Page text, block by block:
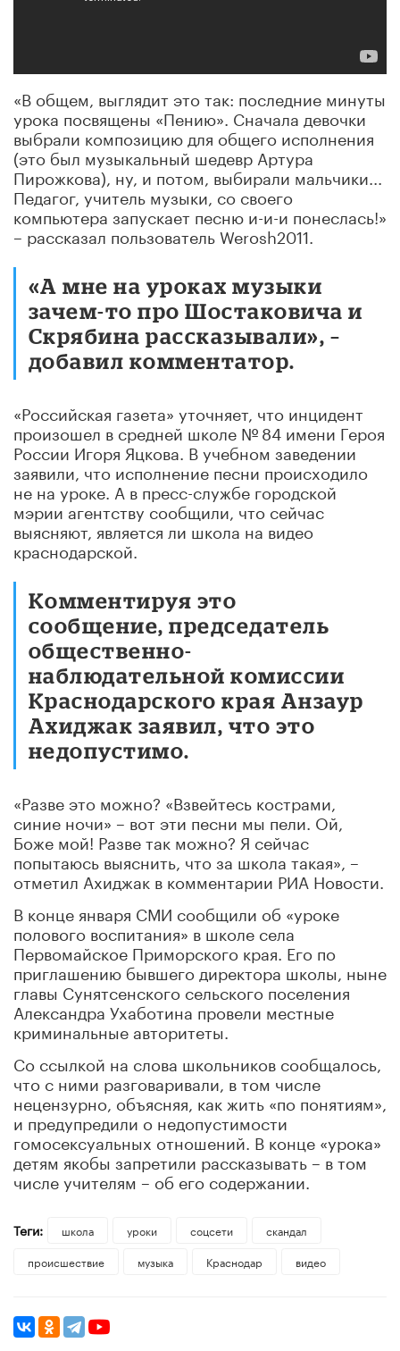
«В общем, выглядит это так: последние минуты
урока посвящены «Пению». Сначала девочки
выбрали композицию для общего исполнения
(это был музыкальный шедевр Артура
Пирожкова), ну, и потом, выбирали мальчики...
Педагог, учитель музыки, со своего
компьютера запускает песню и-и-и понеслась!»
– рассказал пользователь Werosh2011.
«А мне на уроках музыки
зачем-то про Шостаковича и
Скрябина рассказывали», –
добавил комментатор.
«Российская газета» уточняет, что инцидент
произошел в средней школе № 84 имени Героя
России Игоря Яцкова. В учебном заведении
заявили, что исполнение песни происходило
не на уроке. А в пресс-службе городской
мэрии агентству сообщили, что сейчас
выясняют, является ли школа на видео
краснодарской.
Комментируя это
сообщение, председатель
общественно-
наблюдательной комиссии
Краснодарского края Анзаур
Ахиджак заявил, что это
недопустимо.
«Разве это можно? «Взвейтесь кострами,
синие ночи» – вот эти песни мы пели. Ой,
Боже мой! Разве так можно? Я сейчас
попытаюсь выяснить, что за школа такая», –
отметил Ахиджак в комментарии РИА Новости.
В конце января СМИ сообщили об «уроке
полового воспитания» в школе села
Первомайское Приморского края. Его по
приглашению бывшего директора школы, ныне
главы Сунятсенского сельского поселения
Александра Ухаботина провели местные
криминальные авторитеты.
Со ссылкой на слова школьников сообщалось,
что с ними разговаривали, в том числе
нецензурно, объясняя, как жить «по понятиям»,
и предупредили о недопустимости
гомосексуальных отношений. В конце «урока»
детям якобы запретили рассказывать – в том
числе учителям – об его содержании.
Теги: школа уроки соцсети
скандал
происшествие
музыка Краснодар видео